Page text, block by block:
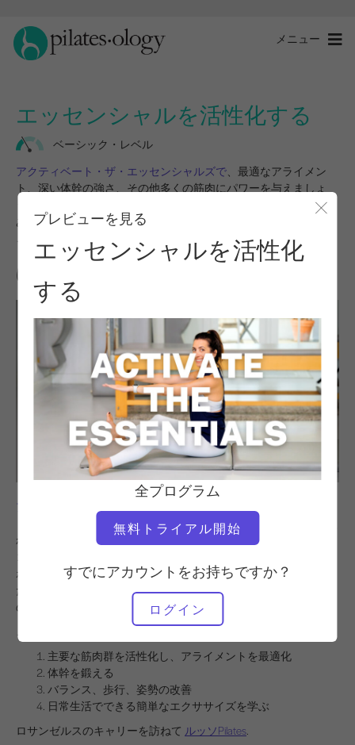
メニュー
エッセンシャルを活性化する
ベーシック・レベル
アクティベート・ザ・エッセンシャルズで、最適なアライメン
ト、深い体幹の強さ、その他多くの筋肉にパワーを与えましょ
う。この5つのクラス・シリーズは、あなたの弱点を取り除き、
あなたの動きを飛躍させます！
このプログラムを開始するにはログインしてください。
はじめに
プレビューを見る
エッセンシャルを活性化
する
全プログラム
無料トライアル開始
すでにアカウントをお持ちですか？
ログイン
アクティベート・ザ・エッセンシャルズで
ト、深い体幹の強さ、その他多くのことをもたらす筋肉に力を入
れましょう。キャリー・ルッソの5つのクラス・シリーズでは、
ポットを特定し、目覚めさせます。Pilates では、体幹が鍵となる
ため、すべての動きをパワーハウスに結びつけ、バランスと強さ
の中心を活性化して動く方法を学びます。
このシリーズであなたは
主要な筋肉群を活性化し、アライメントを最適化
体幹を鍛える
バランス、歩行、姿勢の改善
日常生活でできる簡単なエクササイズを学ぶ
ロサンゼルスのキャリーを訪ねて ルッソPilates.